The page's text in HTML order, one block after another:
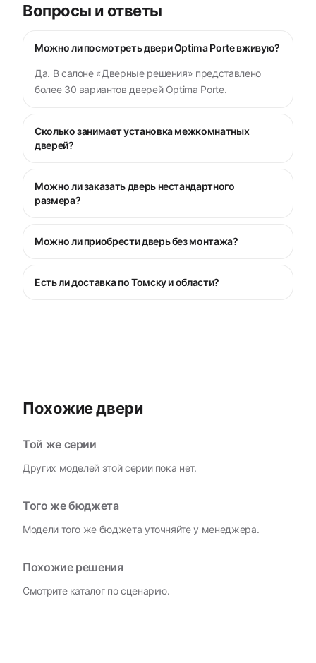
Вопросы и ответы
Можно ли посмотреть двери Optima Porte вживую?
Да. В салоне «Дверные решения» представлено
более 30 вариантов дверей Optima Porte.
Сколько занимает установка межкомнатных
дверей?
Можно ли заказать дверь нестандартного
размера?
Можно ли приобрести дверь без монтажа?
Есть ли доставка по Томску и области?
Похожие двери
Той же серии
Других моделей этой серии пока нет.
Того же бюджета
Модели того же бюджета уточняйте у менеджера.
Похожие решения
Смотрите каталог по сценарию.